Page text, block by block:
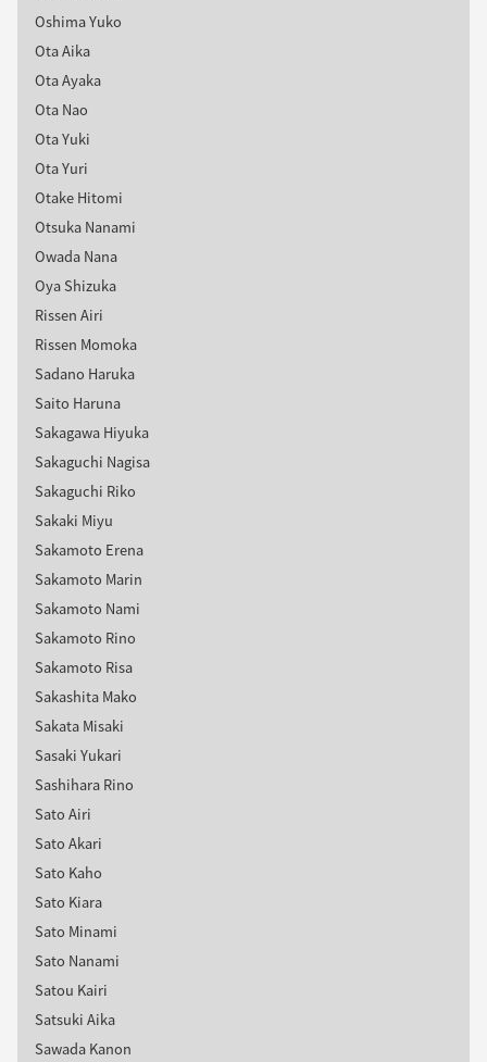
Oshima Yuko
Ota Aika
Ota Ayaka
Ota Nao
Ota Yuki
Ota Yuri
Otake Hitomi
Otsuka Nanami
Owada Nana
Oya Shizuka
Rissen Airi
Rissen Momoka
Sadano Haruka
Saito Haruna
Sakagawa Hiyuka
Sakaguchi Nagisa
Sakaguchi Riko
Sakaki Miyu
Sakamoto Erena
Sakamoto Marin
Sakamoto Nami
Sakamoto Rino
Sakamoto Risa
Sakashita Mako
Sakata Misaki
Sasaki Yukari
Sashihara Rino
Sato Airi
Sato Akari
Sato Kaho
Sato Kiara
Sato Minami
Sato Nanami
Satou Kairi
Satsuki Aika
Sawada Kanon